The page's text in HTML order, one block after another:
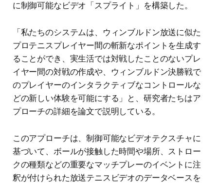
に制御可能なビデオ「スプライト」を構築した。
「私たちのシステムは、ウィンブルドン放送に似た
プロテニスプレイヤー間の斬新なポイントを生成す
ることができ、実生活では対戦したことのないプレ
イヤー間の対戦の作成や、ウィンブルドン決勝戦で
のプレイヤーのインタラクティブなコントロールな
どの新しい体験を可能にする」と、研究者たちはア
プローチの詳細を論文で説明している。
このアプローチは、制御可能なビデオテクスチャに
基づいて、ボールが接触した時間や場所、ストロー
クの種類などの重要なマッチプレーのイベントに注
釈が付けられた放送テニスビデオのデータベースを